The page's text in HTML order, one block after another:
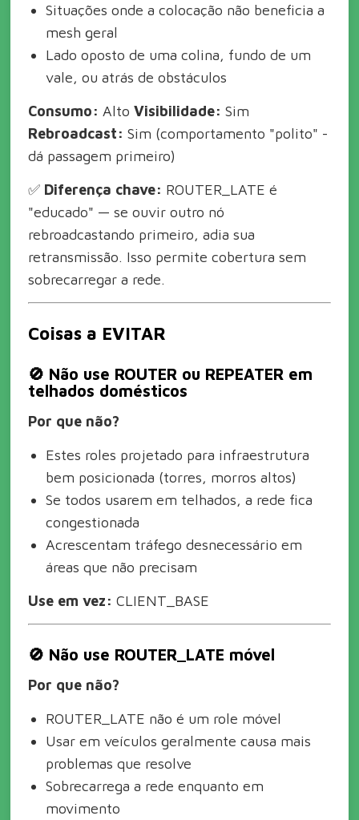
Situações onde a colocação não beneficia a
mesh geral
Lado oposto de uma colina, fundo de um
vale, ou atrás de obstáculos
Consumo: AltoVisibilidade: Sim
Rebroadcast: Sim (comportamento "polito" -
dá passagem primeiro)
✅ Diferença chave: ROUTER_LATE é
"educado" — se ouvir outro nó
rebroadcastando primeiro, adia sua
retransmissão. Isso permite cobertura sem
sobrecarregar a rede.
Coisas a EVITAR
🚫 Não use ROUTER ou REPEATER em
telhados domésticos
Por que não?
Estes roles projetado para infraestrutura
bem posicionada (torres, morros altos)
Se todos usarem em telhados, a rede fica
congestionada
Acrescentam tráfego desnecessário em
áreas que não precisam
Use em vez: CLIENT_BASE
🚫 Não use ROUTER_LATE móvel
Por que não?
ROUTER_LATE não é um role móvel
Usar em veículos geralmente causa mais
problemas que resolve
Sobrecarrega a rede enquanto em
movimento